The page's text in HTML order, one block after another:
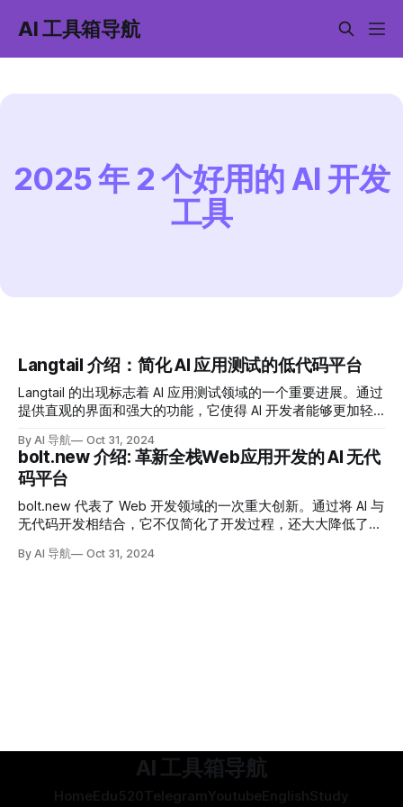
AI 工具箱导航
2025 年 2 个好用的 AI 开发
工具
Langtail 介绍：简化 AI 应用测试的低代码平台
Langtail 的出现标志着 AI 应用测试领域的一个重要进展。通过
提供直观的界面和强大的功能，它使得 AI 开发者能够更加轻
By AI 导航 Oct 31, 2024
bolt.new 介绍: 革新全栈Web应用开发的 AI 无代
码平台
bolt.new 代表了 Web 开发领域的一次重大创新。通过将 AI 与
无代码开发相结合，它不仅简化了开发过程，还大大降低了进
By AI 导航 Oct 31, 2024
AI 工具箱导航
HomeEdu520TelegramYoutubeEnglishStudy